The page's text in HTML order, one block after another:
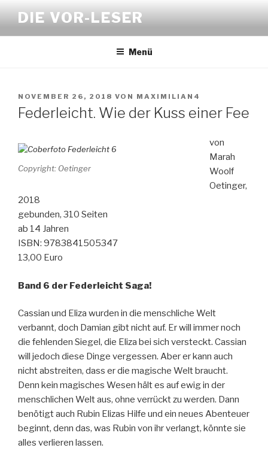
Inhalt
springen
DIE VOR-LESER
Menü
VERÖFFENTLICHT
AM
NOVEMBER 26, 2018 VON MAXIMILIAN4
Federleicht. Wie der Kuss einer Fee
Copyright: Oetinger
von
Marah
Woolf
Oetinger,
2018
gebunden, 310 Seiten
ab 14 Jahren
ISBN: 9783841505347
13,00 Euro
Band 6 der Federleicht Saga!
Cassian und Eliza wurden in die menschliche Welt
verbannt, doch Damian gibt nicht auf. Er will immer noch
die fehlenden Siegel, die Eliza bei sich versteckt. Cassian
will jedoch diese Dinge vergessen. Aber er kann auch
nicht abstreiten, dass er die magische Welt braucht.
Denn kein magisches Wesen hält es auf ewig in der
menschlichen Welt aus, ohne verrückt zu werden. Dann
benötigt auch Rubin Elizas Hilfe und ein neues Abenteuer
beginnt, denn das, was Rubin von ihr verlangt, könnte sie
alles verlieren lassen.